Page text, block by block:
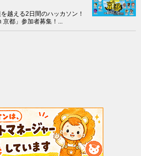
越える2日間のハッカソン！
京都」参加者募集！...